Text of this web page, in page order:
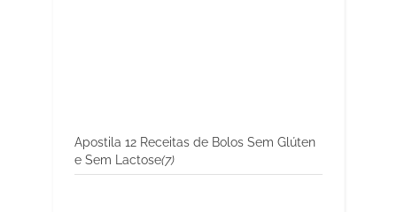
Apostila 12 Receitas de Bolos Sem Glúten
e Sem Lactose(7)